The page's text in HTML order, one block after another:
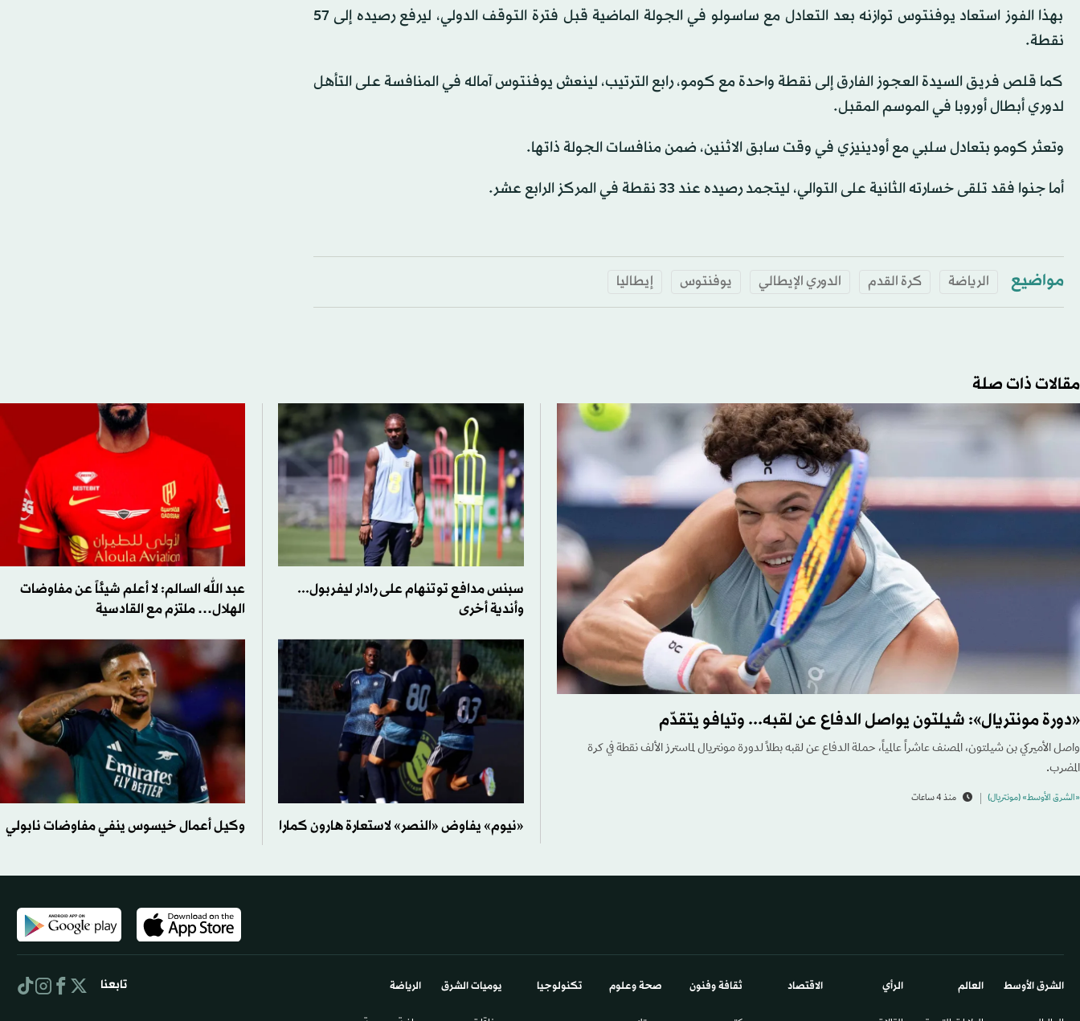
بهذا الفوز استعاد يوفنتوس توازنه بعد التعادل مع ساسولو في الجولة الماضية قبل فترة التوقف الدولي، ليرفع رصيده إلى 57
نقطة.
كما قلص فريق السيدة العجوز الفارق إلى نقطة واحدة مع كومو، رابع الترتيب، لينعش يوفنتوس آماله في المنافسة على التأهل
لدوري أبطال أوروبا في الموسم المقبل.
وتعثر كومو بتعادل سلبي مع أودينيزي في وقت سابق الاثنين، ضمن منافسات الجولة ذاتها.
أما جنوا فقد تلقى خسارته الثانية على التوالي، ليتجمد رصيده عند 33 نقطة في المركز الرابع عشر.
مواضيع الرياضة كرة القدم الدوري الإيطالي يوفنتوس إيطاليا
مقالات ذات صلة
«دورة مونتريال»: شيلتون يواصل الدفاع عن لقبه... وتيافو يتقدّم
واصل الأميركي بن شيلتون، المصنف عاشراً عالمياً، حملة الدفاع عن لقبه بطلاً لدورة مونتريال لماسترز الألف نقطة في كرة
المضرب.
«الشرق الأوسط» (مونتريال) منذ 4 ساعات
سبنس مدافع توتنهام على رادار ليفربول...
وأندية أخرى
عبد الله السالم: لا أعلم شيئاً عن مفاوضات
الهلال… ملتزم مع القادسية
«نيوم» يفاوض «النصر» لاستعارة هارون كمارا وكيل أعمال خيسوس ينفي مفاوضات نابولي
الشرق الأوسط​ العالم الرأي الاقتصاد ثقافة وفنون صحة وعلوم تكنولوجيا يوميات الشرق​ الرياضة تابعنا